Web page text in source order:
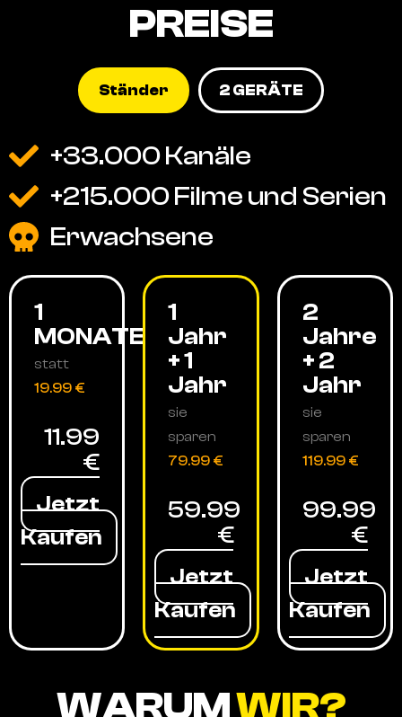
PREISE
Ständer 2 GERÄTE
+33.000 Kanäle
+215.000 Filme und Serien
Erwachsene
1
MONATE
statt
19.99 €
11.99
€
Jetzt
Kaufen
1
Jahr
+ 1
Jahr
sie
sparen
79.99 €
59.99
€
Jetzt
Kaufen
2
Jahre
+ 2
Jahr
sie
sparen
119.99 €
99.99
€
Jetzt
Kaufen
WARUMWIR?